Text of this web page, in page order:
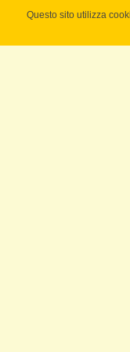
Questo sito utilizza